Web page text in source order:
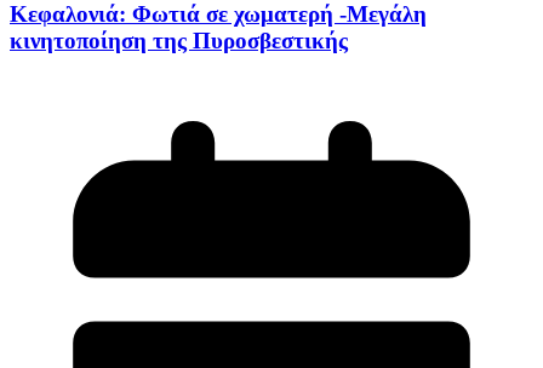
Κεφαλονιά: Φωτιά σε χωματερή -Μεγάλη
κινητοποίηση της Πυροσβεστικής